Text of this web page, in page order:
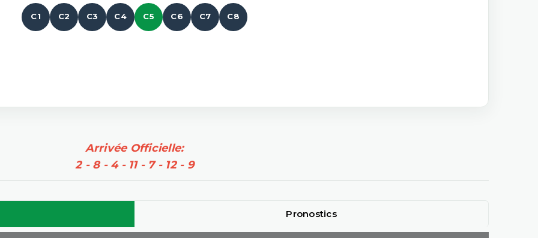
C1 C2 C3 C4 C5 C6 C7 C8
Arrivée Officielle:
2 - 8 - 4 - 11 - 7 - 12 - 9
Pronostics